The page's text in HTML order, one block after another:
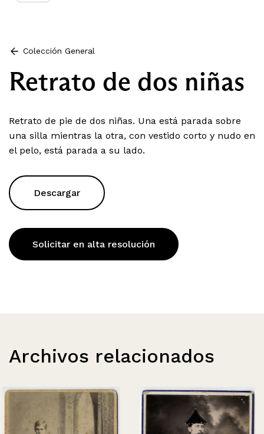
Colección General
Retrato de dos niñas
Retrato de pie de dos niñas. Una está parada sobre
una silla mientras la otra, con vestido corto y nudo en
el pelo, está parada a su lado.
Descargar
Solicitar en alta resolución
Archivos relacionados